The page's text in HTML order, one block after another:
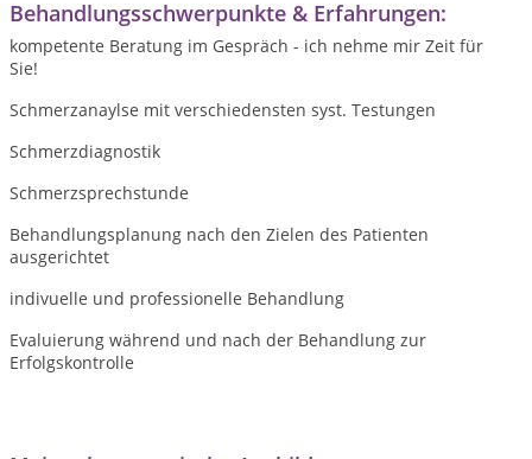
Behandlungsschwerpunkte & Erfahrungen:
kompetente Beratung im Gespräch - ich nehme mir Zeit für
Sie!
Schmerzanaylse mit verschiedensten syst. Testungen
Schmerzdiagnostik
Schmerzsprechstunde
Behandlungsplanung nach den Zielen des Patienten
ausgerichtet
indivuelle und professionelle Behandlung
Evaluierung während und nach der Behandlung zur
Erfolgskontrolle